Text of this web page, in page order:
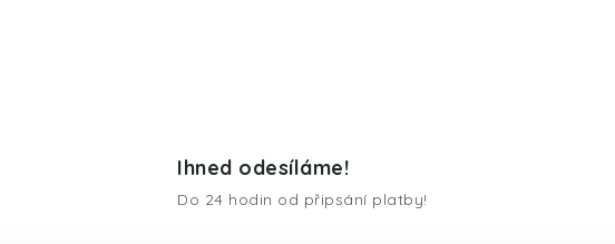
Ihned odesíláme!
Do 24 hodin od připsání platby!